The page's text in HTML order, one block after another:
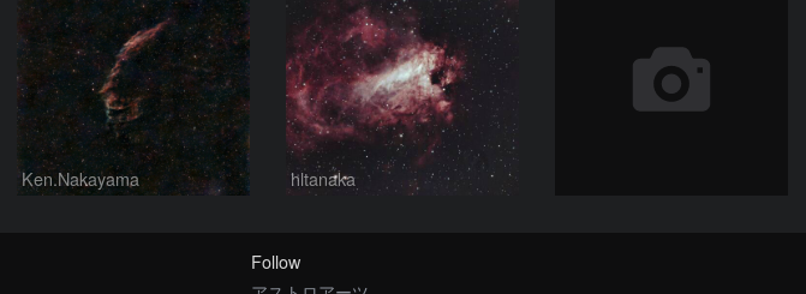
Ken.Nakayama hltanaka
Follow